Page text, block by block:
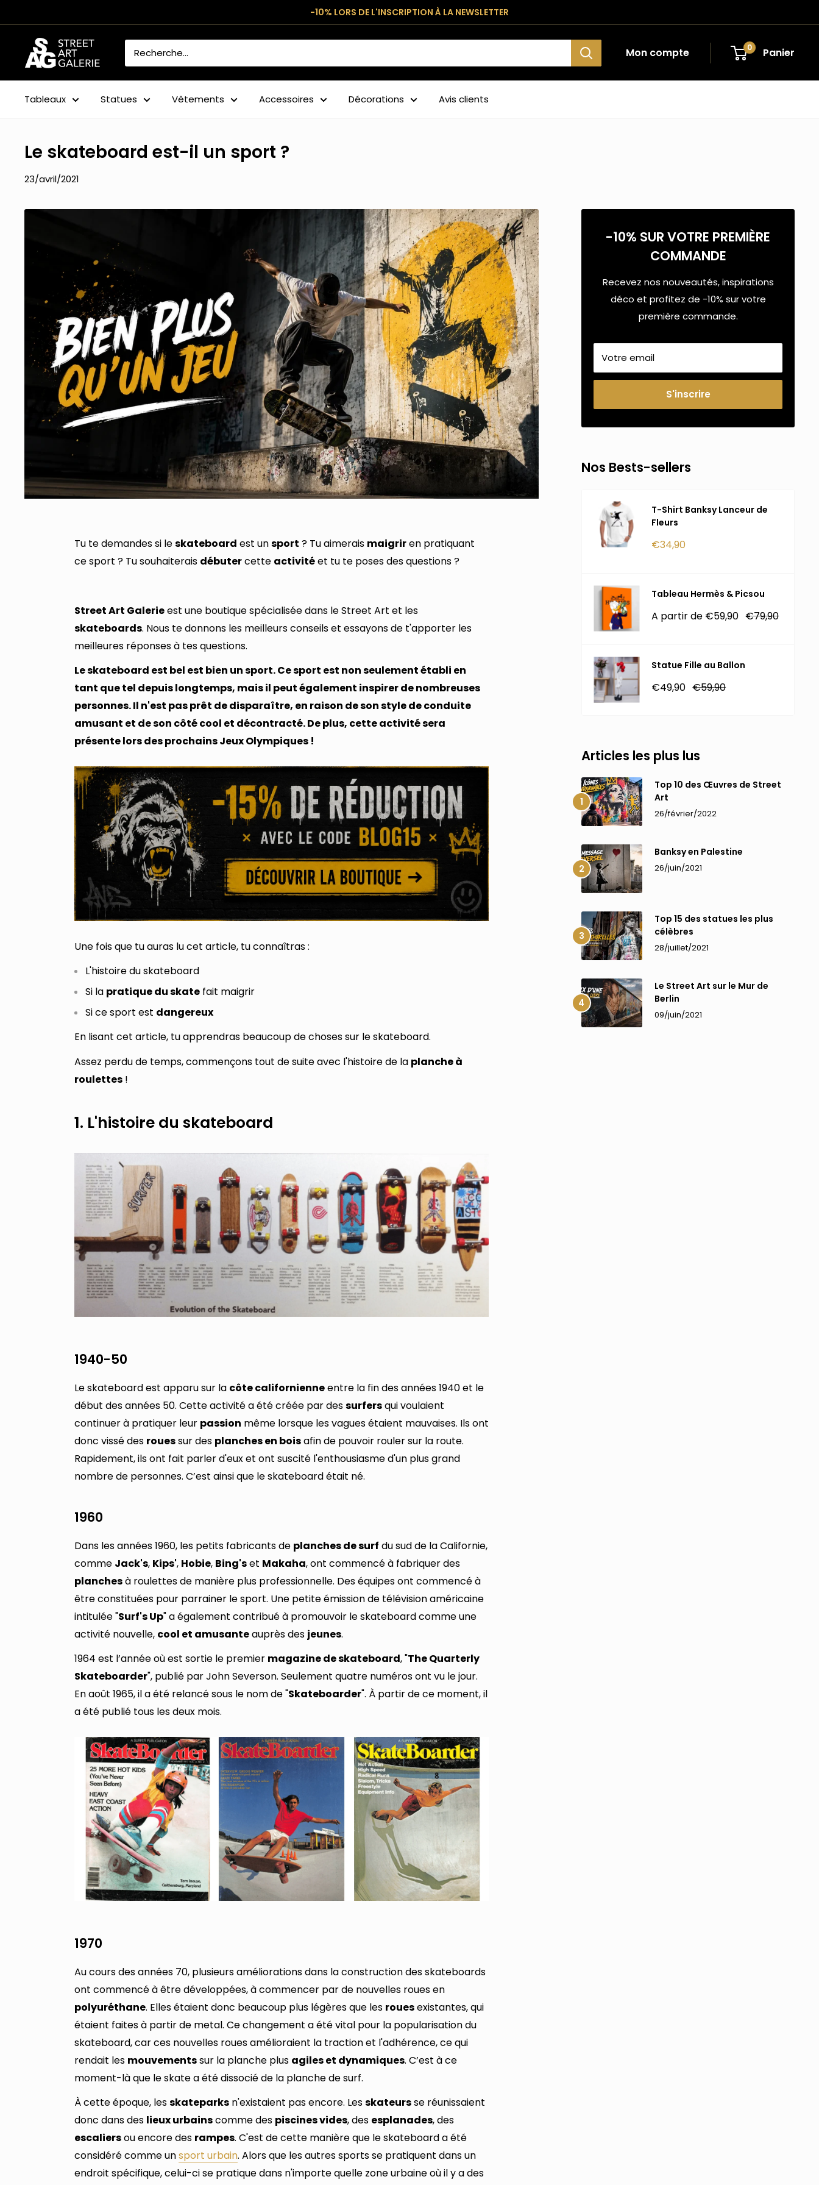
au
contenu
-10% LORS DE L'INSCRIPTION À LA NEWSLETTER
Street
Art
Galerie
Mon compte 0 Panier
Tableaux Statues Vêtements Accessoires Décorations Avis clients
Le skateboard est-il un sport ?
23/avril/2021
Tu te demandes si leskateboard est unsport ? Tu aimerais maigriren pratiquant
ce sport ? Tu souhaiterais débutercette activitéet tu te poses des questions ?
Street Art Galerieest une boutique spécialisée dans le Street Art et les
skateboards. Nous te donnons les meilleurs conseils et essayons de t'apporter les
meilleures réponses à tes questions.
Le skateboard est bel est bien un sport. Ce sport est non seulement établi en
tant que tel depuis longtemps, mais il peut également inspirer de nombreuses
personnes. Il n'est pas prêt de disparaître, en raison de son style de conduite
amusant et de son côté cool et décontracté. De plus, cette activité sera
présente lors des prochains Jeux Olympiques !
Une fois que tu auras lu cet article, tu connaîtras :
L'histoire du skateboard
Si la pratique du skate fait maigrir
Si ce sport est dangereux
En lisant cet article, tu apprendras beaucoup de choses sur le skateboard.
Assez perdu de temps, commençons tout de suite avec l'histoire de la planche à
roulettes !
1. L'histoire du skateboard
1940-50
Le skateboard est apparu sur la côte californienneentre la fin des années 1940 et le
début des années 50. Cette activité a été créée par dessurfersqui voulaient
continuer à pratiquer leur passion même lorsque les vagues étaient mauvaises. Ils ont
donc vissé des rouessur des planches en boisafin de pouvoir rouler sur la route.
Rapidement, ils ont fait parler d'eux et ont suscité l'enthousiasme d'un plus grand
nombre de personnes. C’est ainsi que le skateboard était né.
1960
Dans les années 1960, les petits fabricants de planches de surf du sud de la Californie,
comme Jack's, Kips', Hobie, Bing'set Makaha, ont commencé à fabriquer des
planchesà roulettes de manière plus professionnelle. Des équipes ont commencé à
être constituées pour parrainer le sport. Une petite émission de télévision américaine
intitulée "Surf's Up" a également contribué à promouvoir le skateboard comme une
activité nouvelle, cool et amusanteauprès des jeunes.
1964 est l’année où est sortie le premier magazine de skateboard, "The Quarterly
Skateboarder", publié par John Severson. Seulement quatre numéros ont vu le jour.
En août 1965, il a été relancé sous le nom de "Skateboarder". À partir de ce moment, il
a été publié tous les deux mois.
1970
Au cours des années 70, plusieurs améliorations dans la construction des skateboards
ont commencé à être développées, à commencer par de nouvelles roues en
polyuréthane. Elles étaient donc beaucoup plus légères que les rouesexistantes, qui
étaient faites à partir de metal. Ce changement a été vital pour la popularisation du
skateboard, car ces nouvelles roues amélioraient la traction et l'adhérence, ce qui
rendait les mouvementssur la planche plus agiles et dynamiques. C’est à ce
moment-là que le skate a été dissocié de la planche de surf.
À cette époque, lesskateparks n'existaient pas encore. Lesskateursse réunissaient
donc dans des lieux urbainscomme des piscines vides, des esplanades, des
escaliersou encore des rampes. C'est de cette manière que le skateboard a été
considéré comme unsport urbain. Alors que les autres sports se pratiquent dans un
endroit spécifique, celui-ci se pratique dans n'importe quelle zone urbaine où il y a des
-10% SUR VOTRE PREMIÈRE
COMMANDE
Recevez nos nouveautés, inspirations
déco et profitez de -10% sur votre
première commande.
Votre email
S'inscrire
Nos Bests-sellers
T-Shirt Banksy Lanceur de
Fleurs
Prix
réduit
€34,90
Tableau Hermès & Picsou
Prix
réduit
A partir de €59,90 Prix
normal
€79,90
Statue Fille au Ballon
Prix
réduit
€49,90 Prix
normal
€59,90
Articles les plus lus
Top 10 des Œuvres de Street
Art
26/février/2022
Banksy en Palestine
26/juin/2021
Top 15 des statues les plus
célèbres
28/juillet/2021
Le Street Art sur le Mur de
Berlin
09/juin/2021